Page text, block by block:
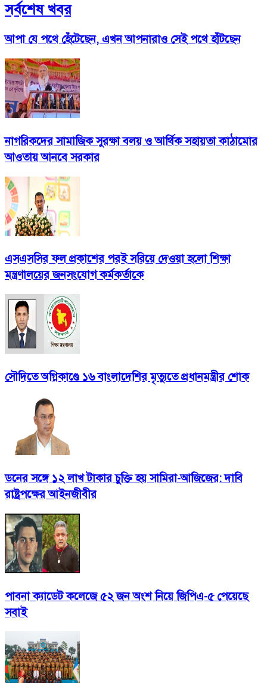
সর্বশেষ খবর
আপা যে পথে হেঁটেছেন, এখন আপনারাও সেই পথে হাঁটছেন
নাগরিকদের সামাজিক সুরক্ষা বলয় ও আর্থিক সহায়তা কাঠামোর
আওতায় আনবে সরকার
এসএসসির ফল প্রকাশের পরই সরিয়ে দেওয়া হলো শিক্ষা
মন্ত্রণালয়ের জনসংযোগ কর্মকর্তাকে
সৌদিতে অগ্নিকাণ্ডে ১৬ বাংলাদেশির মৃত্যুতে প্রধানমন্ত্রীর শোক
ডনের সঙ্গে ১২ লাখ টাকার চুক্তি হয় সামিরা-আজিজের: দাবি
রাষ্ট্রপক্ষের আইনজীবীর
পাবনা ক্যাডেট কলেজে ৫২ জন অংশ নিয়ে জিপিএ-৫ পেয়েছে
সবাই